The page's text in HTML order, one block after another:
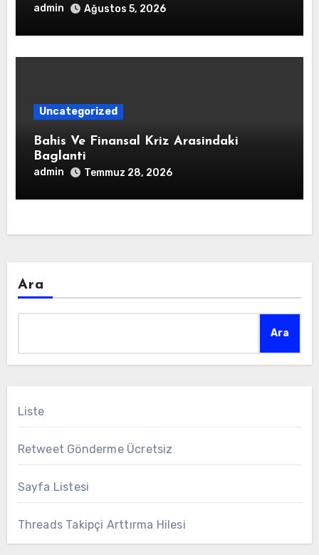
admin Ağustos 5, 2026
Uncategorized
Bahis Ve Finansal Kriz Arasindaki
Baglanti
admin Temmuz 28, 2026
Ara
Ara
Liste
Retweet Gönderme Ücretsiz
Sayfa Listesi
Threads Takipçi Arttırma Hilesi